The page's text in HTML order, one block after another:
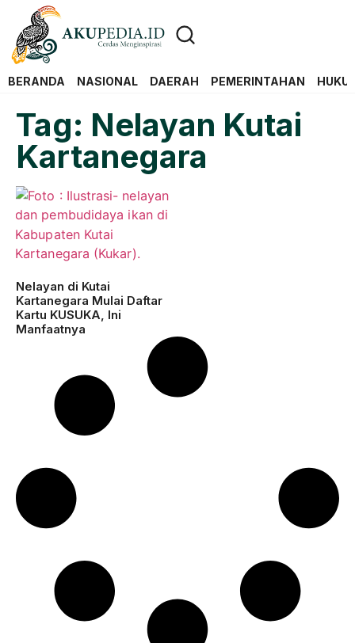
BERANDA NASIONAL DAERAH PEMERINTAHAN
Tag: Nelayan Kutai
Kartanegara
Nelayan di Kutai
Kartanegara Mulai Daftar
Kartu KUSUKA, Ini
Manfaatnya